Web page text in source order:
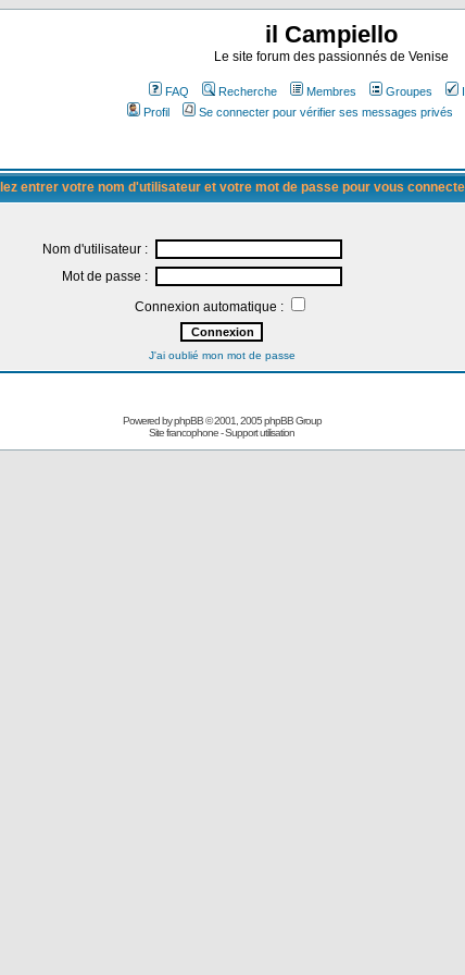
il Campiello
Le site forum des passionnés de Venise
FAQ Recherche Membres Groupes
Profil
Se connecter pour vérifier ses messages privés
entrer votre nom d'utilisateur et votre mot de passe pour vous
Nom d'utilisateur :
Mot de passe :
Connexion automatique :
J'ai oublié mon mot de passe
Powered byphpBB© 2001, 2005 phpBB Group
Site francophone-Support utilisation